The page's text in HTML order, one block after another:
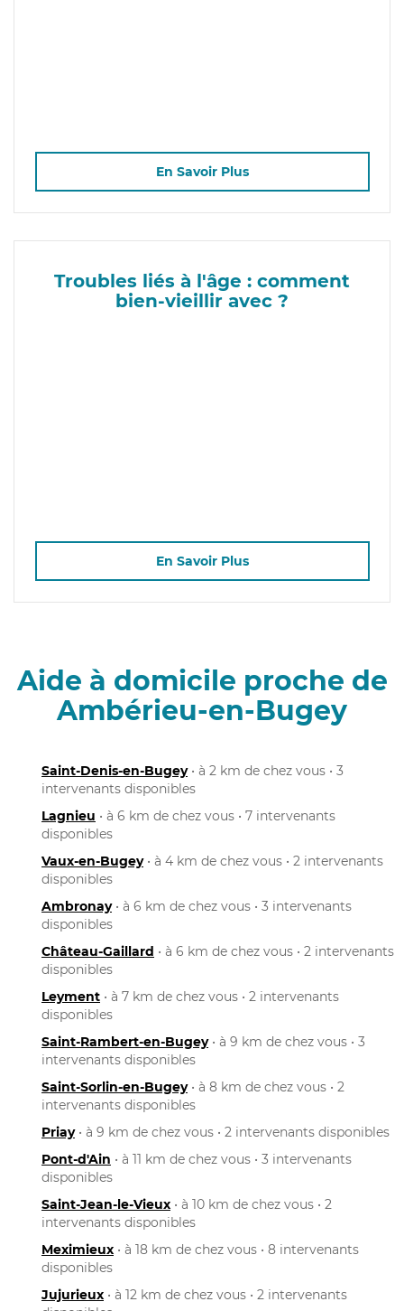
En Savoir Plus
Troubles liés à l'âge : comment
bien-vieillir avec ?
En Savoir Plus
Aide à domicile proche de
Ambérieu-en-Bugey
Saint-Denis-en-Bugey• à 2 km de chez vous • 3
intervenants disponibles
Lagnieu • à 6 km de chez vous • 7 intervenants
disponibles
Vaux-en-Bugey• à 4 km de chez vous • 2 intervenants
disponibles
Ambronay• à 6 km de chez vous • 3 intervenants
disponibles
Château-Gaillard • à 6 km de chez vous • 2 intervenants
disponibles
Leyment • à 7 km de chez vous • 2 intervenants
disponibles
Saint-Rambert-en-Bugey• à 9 km de chez vous • 3
intervenants disponibles
Saint-Sorlin-en-Bugey• à 8 km de chez vous • 2
intervenants disponibles
Priay• à 9 km de chez vous • 2 intervenants disponibles
Pont-d'Ain • à 11 km de chez vous • 3 intervenants
disponibles
Saint-Jean-le-Vieux • à 10 km de chez vous • 2
intervenants disponibles
Meximieux • à 18 km de chez vous • 8 intervenants
disponibles
Jujurieux • à 12 km de chez vous • 2 intervenants